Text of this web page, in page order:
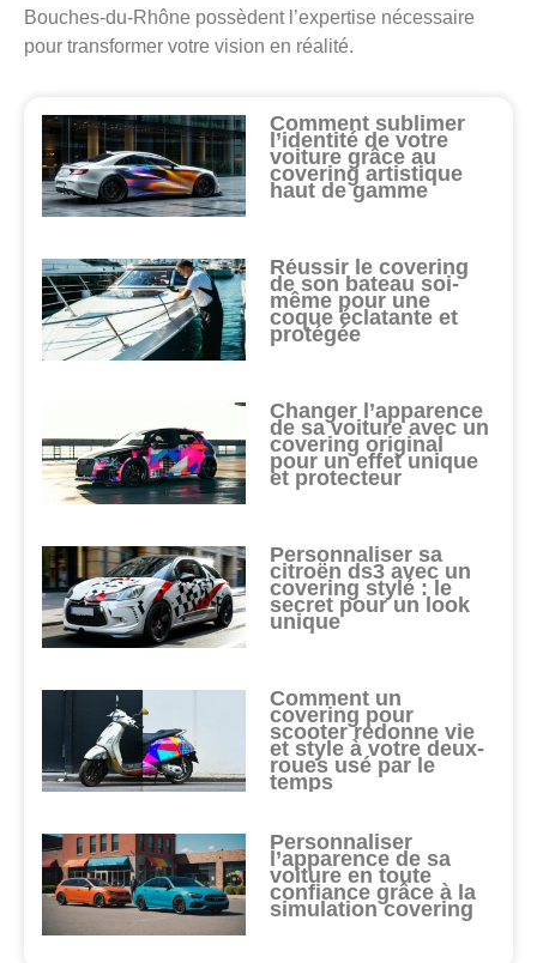
Bouches-du-Rhône possèdent l’expertise nécessaire
pour transformer votre vision en réalité.
Comment sublimer
l’identité de votre
voiture grâce au
covering artistique
haut de gamme
Réussir le covering
de son bateau soi-
même pour une
coque éclatante et
protégée
Changer l’apparence
de sa voiture avec un
covering original
pour un effet unique
et protecteur
Personnaliser sa
citroën ds3 avec un
covering stylé : le
secret pour un look
unique
Comment un
covering pour
scooter redonne vie
et style à votre deux-
roues usé par le
temps
Personnaliser
l’apparence de sa
voiture en toute
confiance grâce à la
simulation covering